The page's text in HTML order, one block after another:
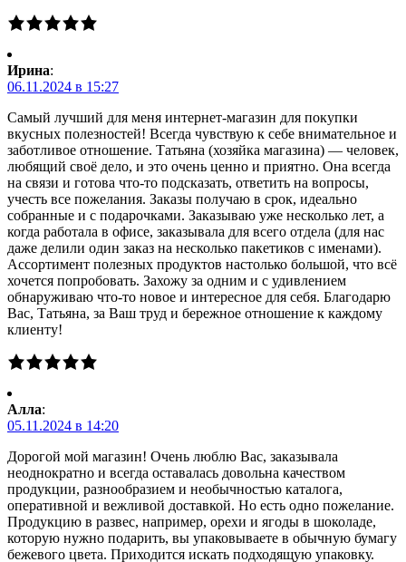
Ирина:
06.11.2024 в 15:27
Самый лучший для меня интернет-магазин для покупки
вкусных полезностей! Всегда чувствую к себе внимательное и
заботливое отношение. Татьяна (хозяйка магазина) — человек,
любящий своё дело, и это очень ценно и приятно. Она всегда
на связи и готова что-то подсказать, ответить на вопросы,
учесть все пожелания. Заказы получаю в срок, идеально
собранные и с подарочками. Заказываю уже несколько лет, а
когда работала в офисе, заказывала для всего отдела (для нас
даже делили один заказ на несколько пакетиков с именами).
Ассортимент полезных продуктов настолько большой, что всё
хочется попробовать. Захожу за одним и с удивлением
обнаруживаю что-то новое и интересное для себя. Благодарю
Вас, Татьяна, за Ваш труд и бережное отношение к каждому
клиенту!
Алла:
05.11.2024 в 14:20
Дорогой мой магазин! Очень люблю Вас, заказывала
неоднократно и всегда оставалась довольна качеством
продукции, разнообразием и необычностью каталога,
оперативной и вежливой доставкой. Но есть одно пожелание.
Продукцию в развес, например, орехи и ягоды в шоколаде,
которую нужно подарить, вы упаковываете в обычную бумагу
бежевого цвета. Приходится искать подходящую упаковку.